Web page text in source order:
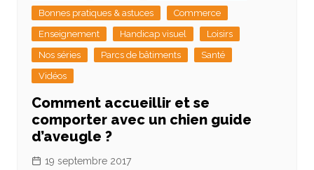
Bonnes pratiques & astuces
Commerce
Enseignement
Handicap visuel
Loisirs
Nos séries
Parcs de bâtiments
Santé
Vidéos
Comment accueillir et se
comporter avec un chien guide
d’aveugle ?
19 septembre 2017